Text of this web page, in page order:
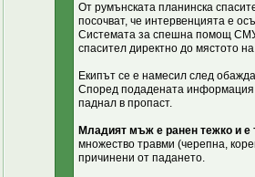
От румънската планинска
посочват, че интервенцията е
Системата за спешна помощ
спасител директно до мястото
Екипът се е намесил след
Според подадената информация
паднал в пропаст.
Младият мъж е ранен тежко и е
множество травми (черепна,
причинени от падането.